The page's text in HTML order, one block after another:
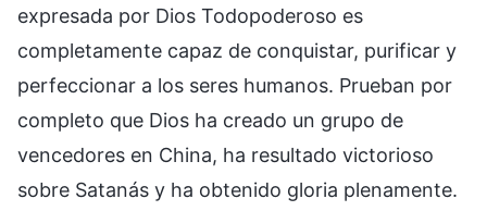
expresada por Dios Todopoderoso es
completamente capaz de conquistar, purificar y
perfeccionar a los seres humanos. Prueban por
completo que Dios ha creado un grupo de
vencedores en China, ha resultado victorioso
sobre Satanás y ha obtenido gloria plenamente.